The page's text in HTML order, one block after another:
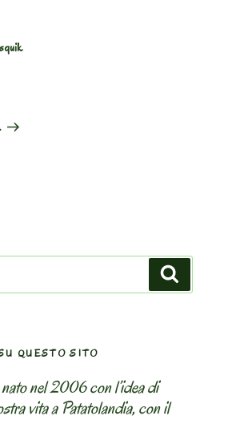
QUESTO SITO
nel 2006 con l’idea di
vita a Patatolandia, con il